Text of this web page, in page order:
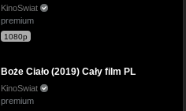
KinoSwiat
premium
1080p
Boże Ciało (2019) Cały film PL
KinoSwiat
premium